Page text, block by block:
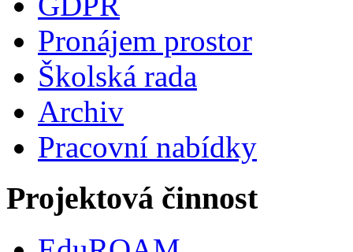
Pronájem prostor
Školská rada
Archiv
Pracovní nabídky
Projektová činnost